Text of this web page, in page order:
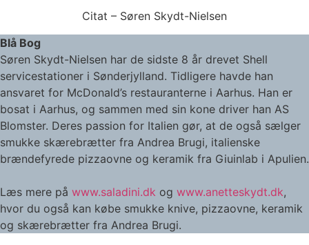
Citat – Søren Skydt-Nielsen
Blå Bog
Søren Skydt-Nielsen har de sidste 8 år drevet Shell
servicestationer i Sønderjylland. Tidligere havde han
ansvaret for McDonald’s restauranterne i Aarhus. Han er
bosat i Aarhus, og sammen med sin kone driver han AS
Blomster. Deres passion for Italien gør, at de også sælger
smukke skærebrætter fra Andrea Brugi, italienske
brændefyrede pizzaovne og keramik fra Giuinlab i Apulien.
Læs mere på www.saladini.dk og www.anetteskydt.dk,
hvor du også kan købe smukke knive, pizzaovne, keramik
og skærebrætter fra Andrea Brugi.